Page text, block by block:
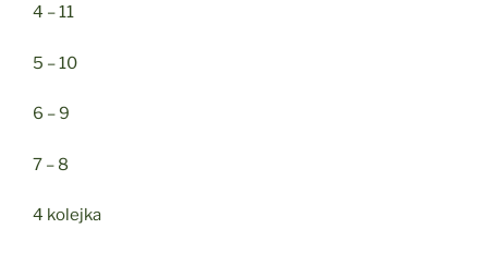
4 – 11
5 – 10
6 – 9
7 – 8
4 kolejka